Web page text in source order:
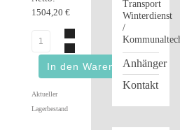
1504,20 €
Aktueller
Lagerbestand
Transport
Winterdienst
/
Anhänger
Kontakt